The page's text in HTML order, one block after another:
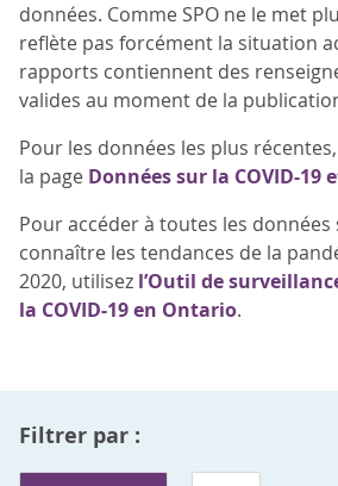
données. Comme SPO ne le met
reflète pas forcément la situation
rapports contiennent des
valides au moment de la
Pour les données les plus
la page Données sur la COVID-19
Pour accéder à toutes les données
connaître les tendances de la
2020, utilisez l’Outil de
la COVID-19 en Ontario.
Filtrer par :